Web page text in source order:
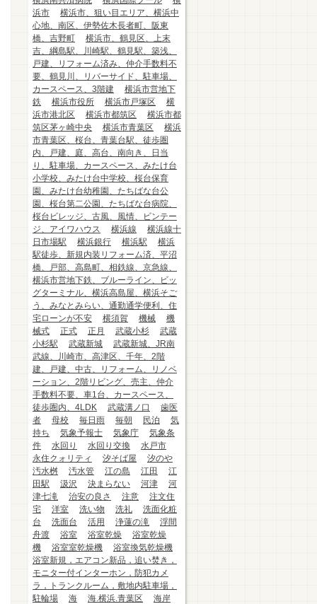
浜市
横浜市、狙い目エリア、横浜中
心地、南区、伊勢佐木長者町、阪東
橋、吉野町
横浜市、鶴見区、上末
吉、綱島駅、川崎駅、鶴見駅、築浅、
戸建、リフォーム済み、仲介手数料不
要、鶴見川、リバーサイド、駐車場、
カースペース、3階建
横浜市営地下
鉄
横浜市役所 横浜市戸塚区
横
浜市港北区
横浜市都筑区
横浜市都
筑区茅ヶ崎中央
横浜市青葉区
横浜
市青葉区、桜台、青葉台駅、徒歩圏
内、戸建、庭、高台、南向き、日当
り、駐車場、カースペース、みたけ台
小学校、みたけ台中学校、桜台保育
園、みたけ台幼稚園、たちばな台公
園、桜台第二公園、たちばな台病院、
桜台ビレッジ、古風、風情、ビンテー
ジ、アイワハウス
横浜線
横浜線十
日市場駅
横浜銀行 横浜駅
横浜
駅徒歩、新規内装リフォーム済、平沼
橋、戸部、高島町、相鉄線、京急線、
横浜市営地下鉄、ブルーライン、ビッ
グターミナル、横浜高島屋、横浜そご
う、みなとみらい、通勤通学便利、住
宅ローンが不安
横須賀 機械
機
械式
正式 正月 武蔵小杉
武蔵
小杉駅
武蔵新城
武蔵新城、JR南
武線、川崎市、高津区、千年、2階
建、戸建、中古、リフォーム、リノベ
ーション、2階リビング、売主、仲介
手数料不要、車1台、カースペース、
徒歩圏内、4LDK
武蔵溝ノ口
歯医
者
母校 毎日雨 毎朝 民泊
気
持ち
気象予報士 気象庁
気象条
件
水回り 水回り交換
水戸市
永住クォリティ
汐そば屋
汐のや
汚水桝
汚水管 江の島 江田
江
田駅
汲沢 決まらない 河津
河
津七滝
治安の良さ 注意
注文住
宅
洋室 洗い物 洗礼
洗面化粧
台
洗面台 活用 浄蓮の滝
浮間
舟渡
浴室 浴室乾燥
浴室乾燥
機
浴室室乾燥機
浴室換気乾燥機
浴室新規，エアコン新品，追い焚き，
モニター付インターホン，防犯カメ
ラ，トランクルーム，敷地内駐車場，
駐輪場
海 海.横浜.青葉区
海岸